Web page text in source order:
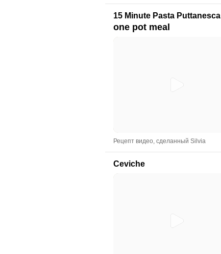
15 Minute Pasta Puttanesca
one pot meal
Рецепт видео, сделанный Silvia
Ceviche